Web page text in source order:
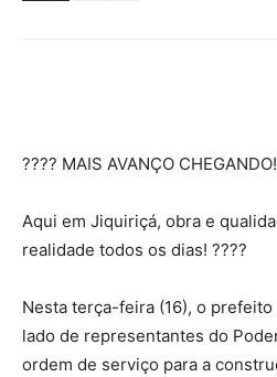
???? MAIS AVANÇO CHEGANDO!
Aqui em Jiquiriçá, obra e
realidade todos os dias! ????
Nesta terça-feira (16), o prefeito
lado de representantes do
ordem de serviço para a